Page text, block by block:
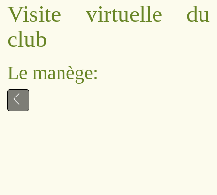
Visite virtuelle du
club
Le manège: